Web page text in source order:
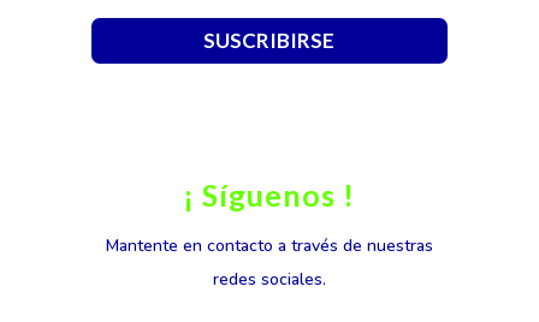
SUSCRIBIRSE
¡ Síguenos !
Mantente en contacto a través de nuestras
redes sociales.